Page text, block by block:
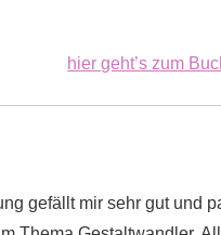
hier geht’s zum
gefällt mir sehr gut und